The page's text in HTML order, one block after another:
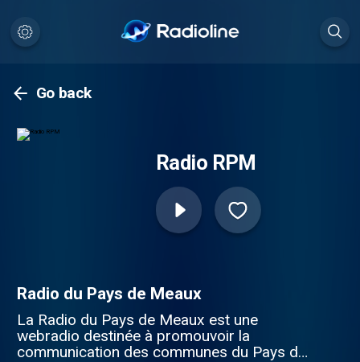
Go back
Radio RPM
Radio du Pays de Meaux
La Radio du Pays de Meaux est une
webradio destinée à promouvoir la
communication des communes du Pays de